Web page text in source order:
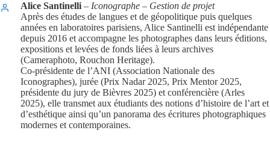
Alice Santinelli – Iconographe – Gestion de projet
Après des études de langues et de géopolitique puis quelques
années en laboratoires parisiens, Alice Santinelli est indépendante
depuis 2016 et accompagne les photographes dans leurs éditions,
expositions et levées de fonds liées à leurs archives
(Cameraphoto, Rouchon Heritage).
Co-présidente de l’ANI (Association Nationale des
Iconographes), jurée (Prix Nadar 2025, Prix Mentor 2025,
présidente du jury de Bièvres 2025) et conférencière (Arles
2025), elle transmet aux étudiants des notions d’histoire de l’art et
d’esthétique ainsi qu’un panorama des écritures photographiques
modernes et contemporaines.